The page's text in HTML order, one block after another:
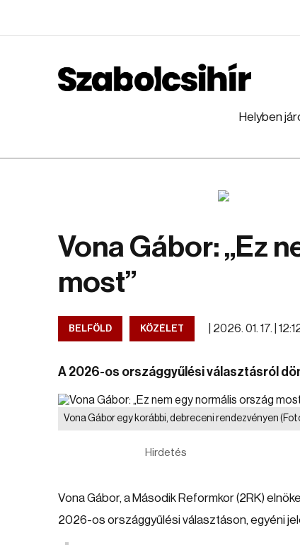
Helyben
Vona Gábor: „Ez
most”
BELFÖLD KÖZÉLET 2026. 01. 17. |
A 2026-os országgyűlési választásról
Vona Gábor egy korábbi, debreceni rendezvényen
Hirdetés
Vona Gábor, a Második Reformkor (2RK)
2026-os országgyűlési választáson, egyéni